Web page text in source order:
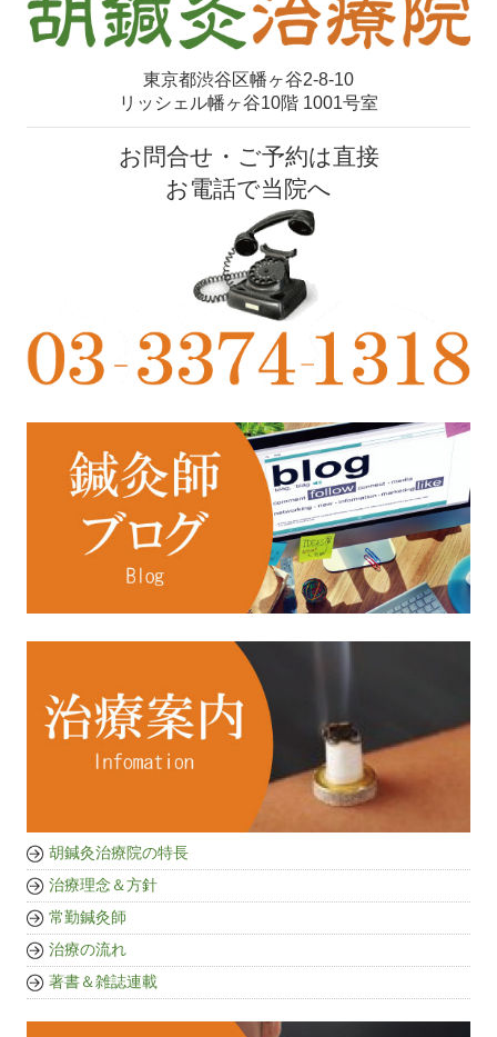
東京都渋谷区幡ヶ谷2-8-10
リッシェル幡ヶ谷10階 1001号室
お問合せ・ご予約は直接
お電話で当院へ
胡鍼灸治療院の特長
治療理念＆方針
常勤鍼灸師
治療の流れ
著書＆雑誌連載